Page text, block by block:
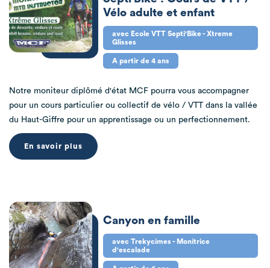
Vélo adulte et enfant
avec Ecole VTT Septi'Bike - Xtreme
Glisses
A partir de 4 ans
Notre moniteur diplômé d'état MCF pourra vous accompagner
pour un cours particulier ou collectif de vélo / VTT dans la vallée
du Haut-Giffre pour un apprentissage ou un perfectionnement.
En savoir plus
Canyon en famille
avec Trekycimes - Monitrice
d'escalade